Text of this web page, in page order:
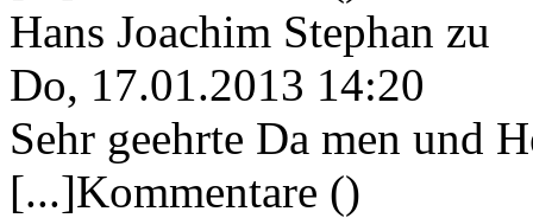
Hans Joachim Stephan zu
Do, 17.01.2013 14:20
Sehr geehrte Da men und
[...]Kommentare ()